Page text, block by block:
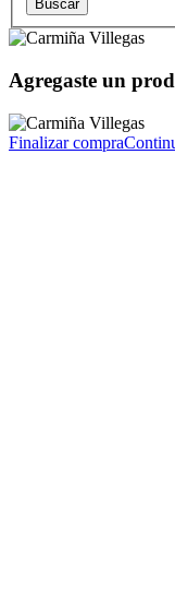
Agregaste un
Finalizar compra